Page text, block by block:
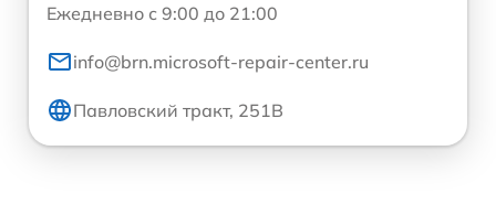
Ежедневно с 9:00 до 21:00
info@brn.microsoft-repair-center.ru
Павловский тракт, 251В